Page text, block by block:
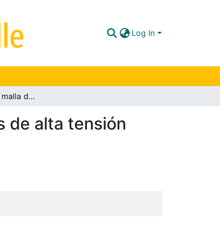
Log In
Simulación de la malla de tierra en subestaciones de alta tensión aisladas en aire
de alta tensión